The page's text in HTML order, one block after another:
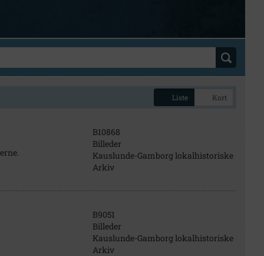
Liste Kort
B10868
Billeder
Kauslunde-Gamborg lokalhistoriske
Arkiv
B9051
Billeder
Kauslunde-Gamborg lokalhistoriske
Arkiv